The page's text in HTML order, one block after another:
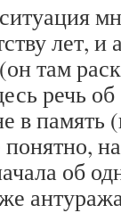
лет, и
там
речь
в память
об